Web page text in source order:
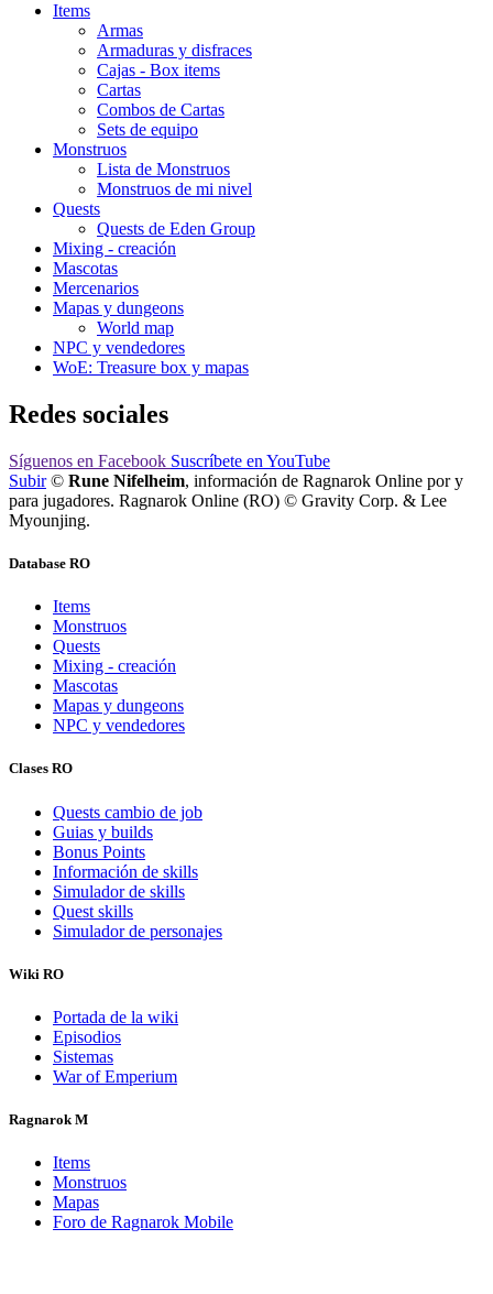
Items
Armas
Armaduras y disfraces
Cajas - Box items
Cartas
Combos de Cartas
Sets de equipo
Monstruos
Lista de Monstruos
Monstruos de mi nivel
Quests
Quests de Eden Group
Mixing - creación
Mascotas
Mercenarios
Mapas y dungeons
World map
NPC y vendedores
WoE: Treasure box y mapas
Redes sociales
Síguenos en Facebook Suscríbete en YouTube
Subir© Rune Nifelheim, información de Ragnarok Online por y
para jugadores. Ragnarok Online (RO) © Gravity Corp. & Lee
Myounjing.
Database RO
Items
Monstruos
Quests
Mixing - creación
Mascotas
Mapas y dungeons
NPC y vendedores
Clases RO
Quests cambio de job
Guias y builds
Bonus Points
Información de skills
Simulador de skills
Quest skills
Simulador de personajes
Wiki RO
Portada de la wiki
Episodios
Sistemas
War of Emperium
Ragnarok M
Items
Monstruos
Mapas
Foro de Ragnarok Mobile